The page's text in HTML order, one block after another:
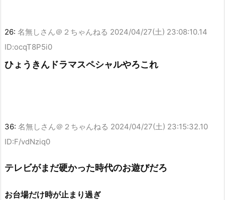
26: 名無しさん＠２ちゃんねる 2024/04/27(土) 23:08:10.14
ID:ocqT8P5i0
ひょうきんドラマスペシャルやろこれ
36: 名無しさん＠２ちゃんねる 2024/04/27(土) 23:15:32.10
ID:F/vdNziq0
テレビがまだ硬かった時代のお遊びだろ
お台場だけ時が止まり過ぎ